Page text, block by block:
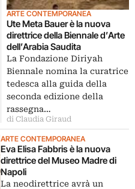
ARTE CONTEMPORANEA
Ute Meta Bauer è la nuova
direttrice della Biennale d’Arte
dell’Arabia Saudita
La Fondazione Diriyah
Biennale nomina la curatrice
tedesca alla guida della
seconda edizione della
rassegna…
di Claudia Giraud
ARTE CONTEMPORANEA
Eva Elisa Fabbris è la nuova
direttrice del Museo Madre di
Napoli
La neodirettrice avrà un